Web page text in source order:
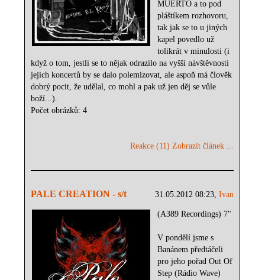
MUERTO a to pod
pláštíkem rozhovoru,
tak jak se to u jiných
kapel povedlo už
tolikrát v minulosti (i
když o tom, jestli se to nějak odrazilo na vyšší návštěvnosti
jejich koncertů by se dalo polemizovat, ale aspoň má člověk
dobrý pocit, že udělal, co mohl a pak už jen děj se vůle
boží...).
Počet obrázků: 4
Reakce (11) Zobrazit článek ...
31.05.2012 08:23,Ivan
PALE CREATION - s/t
(A389 Recordings) 7"
V pondělí jsme s
Banánem předtáčeli
pro jeho pořad Out Of
Step (Rádio Wave)